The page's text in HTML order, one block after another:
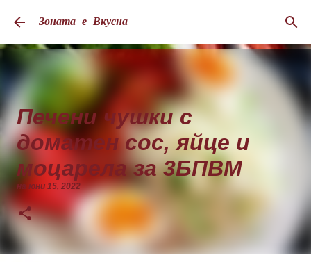
Пропускане към основното съдържание
Зоната е Вкусна
Печени чушки с
доматен сос, яйце и
моцарела за 3БПВМ
на юни 15, 2022